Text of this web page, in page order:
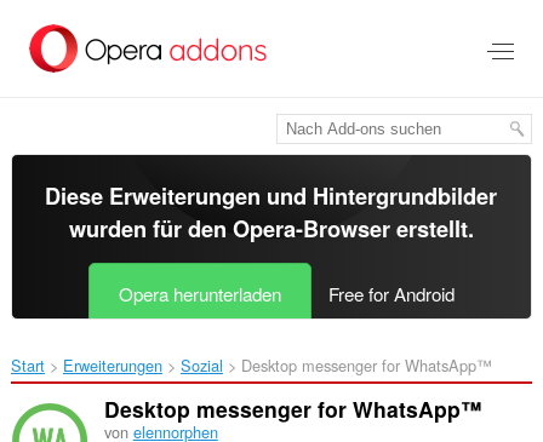
Hauptinhalt
springen
Diese Erweiterungen und Hintergrundbilder
wurden für den Opera-Browsererstellt.
Opera herunterladen Free for Android
Start Erweiterungen Sozial Desktop messenger for WhatsApp™‎
Desktop messenger for WhatsApp™
von elennorphen